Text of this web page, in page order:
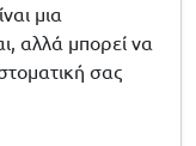
μια
αλλά μπορεί να
σας